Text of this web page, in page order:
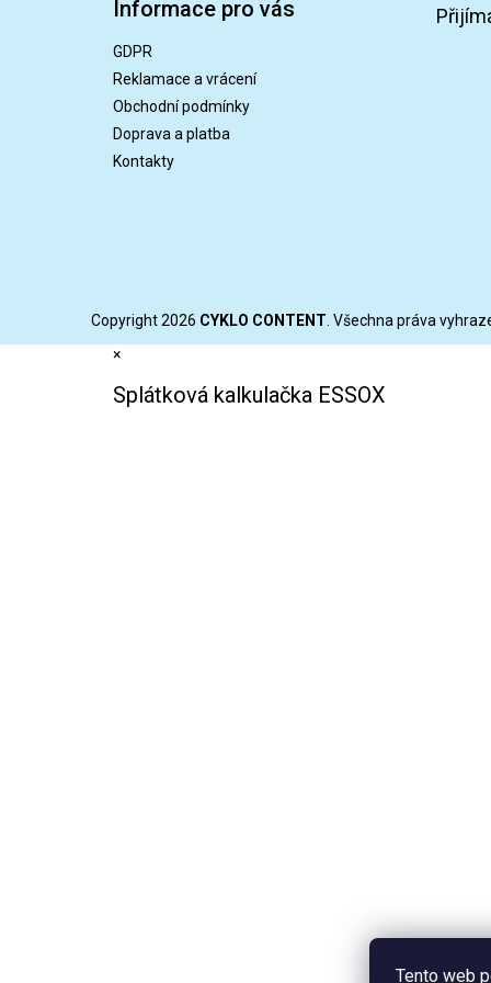
Tento web
Informace pro vás
GDPR
Reklamace a vrácení
Obchodní podmínky
Doprava a platba
Kontakty
Copyright 2026 CYKLO CONTENT . Všechna práva
×
Splátková kalkulačka ESSOX